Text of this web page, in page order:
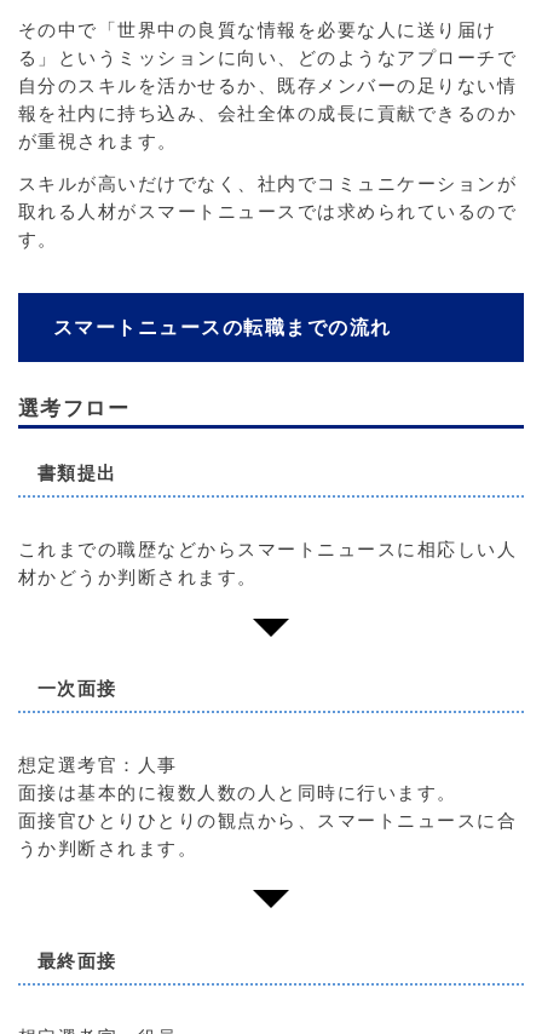
その中で「世界中の良質な情報を必要な人に送り届け
る」というミッションに向い、どのようなアプローチで
自分のスキルを活かせるか、既存メンバーの足りない情
報を社内に持ち込み、会社全体の成長に貢献できるのか
が重視されます。
スキルが高いだけでなく、社内でコミュニケーションが
取れる人材がスマートニュースでは求められているので
す。
スマートニュースの転職までの流れ
選考フロー
書類提出
これまでの職歴などからスマートニュースに相応しい人
材かどうか判断されます。
一次面接
想定選考官：人事
面接は基本的に複数人数の人と同時に行います。
面接官ひとりひとりの観点から、スマートニュースに合
うか判断されます。
最終面接